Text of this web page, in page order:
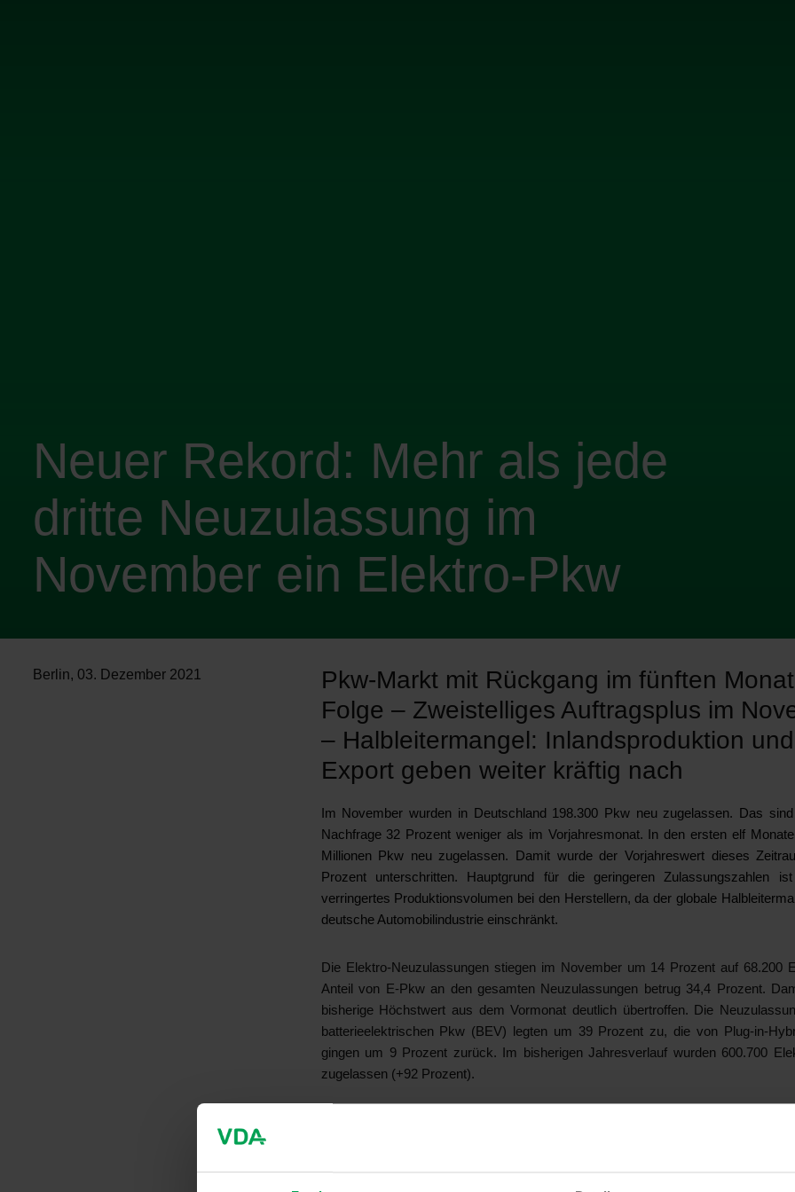
Neuer Rekord: Mehr als jede
dritte Neuzulassung im
November ein Elektro-Pkw
Berlin, 03. Dezember 2021
Pkw-Markt mit Rückgang im fünften
Folge – Zweistelliges Auftragsplus im
– Halbleitermangel: Inlandsproduktion und
Export geben weiter kräftig nach
Im November wurden in Deutschland 198.300 Pkw neu zugelassen. Das
Nachfrage 32 Prozent weniger als im Vorjahresmonat. In den ersten elf
Millionen Pkw neu zugelassen. Damit wurde der Vorjahreswert dieses
Prozent unterschritten. Hauptgrund für die geringeren Zulassungszahlen
verringertes Produktionsvolumen bei den Herstellern, da der globale
deutsche Automobilindustrie einschränkt.
Die Elektro-Neuzulassungen stiegen im November um 14 Prozent auf 68.200
Anteil von E-Pkw an den gesamten Neuzulassungen betrug 34,4 Prozent.
bisherige Höchstwert aus dem Vormonat deutlich übertroffen. Die
batterieelektrischen Pkw (BEV) legten um 39 Prozent zu, die von Plug-in-
gingen um 9 Prozent zurück. Im bisherigen Jahresverlauf wurden 600.700
zugelassen (+92 Prozent).
Order von 19 Prozent. Seit Januar gingen jedoch 4 Prozent mehr Aufträge aus